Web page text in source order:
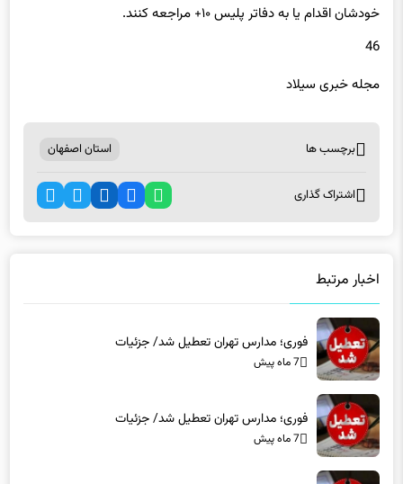
خودشان اقدام یا به دفاتر پلیس ۱۰+ مراجعه کنند.
46
مجله خبری سیلاد
برچسب ها استان اصفهان
اشتراک گذاری
اخبار مرتبط
فوری؛ مدارس تهران تعطیل شد/ جزئیات
7 ماه پیش
فوری؛ مدارس تهران تعطیل شد/ جزئیات
7 ماه پیش